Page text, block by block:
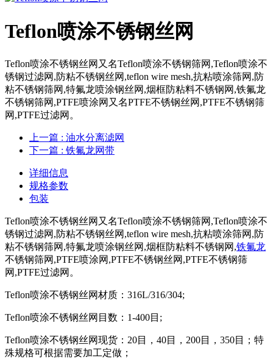
​Teflon喷涂不锈钢丝网
​Teflon喷涂不锈钢丝网又名Teflon喷涂不锈钢筛网,Teflon喷涂不
锈钢过滤网,防粘不锈钢丝网,teflon wire mesh,抗粘喷涂筛网,防
粘不锈钢筛网,特氟龙喷涂钢丝网,烟框防粘料不锈钢网,铁氟龙
不锈钢筛网,PTFE喷涂网又名PTFE不锈钢丝网,PTFE不锈钢筛
网,PTFE过滤网。
上一篇 : 油水分离滤网
下一篇 : 铁氟龙网带
详细信息
规格参数
包装
Teflon喷涂不锈钢丝网又名Teflon喷涂不锈钢筛网,Teflon喷涂不
锈钢过滤网,防粘不锈钢丝网,teflon wire mesh,抗粘喷涂筛网,防
粘不锈钢筛网,特氟龙喷涂钢丝网,烟框防粘料不锈钢网,铁氟龙
不锈钢筛网,PTFE喷涂网,PTFE不锈钢丝网,PTFE不锈钢筛
网,PTFE过滤网。
Teflon喷涂不锈钢丝网材质：316L/316/304;
Teflon喷涂不锈钢丝网目数：1-400目;
Teflon喷涂不锈钢丝网现货：20目，40目，200目，350目；特
殊规格可根据需要加工定做；